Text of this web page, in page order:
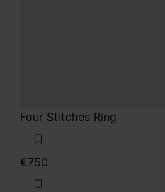
Four Stitches Ring
€750